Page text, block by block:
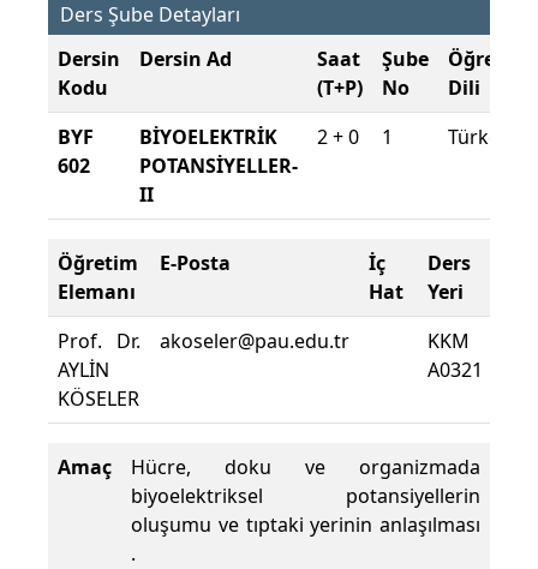
Ders Şube Detayları
Dersin
Kodu
Dersin Ad
Saat
(T+P)
Şube
No
Öğretim
Dili
BYF
602
BİYOELEKTRİK
POTANSİYELLER-
II
2 + 0 1 Türkçe
Öğretim
Elemanı
E-Posta
İç
Hat
Ders
Yeri
Prof. Dr.
AYLİN
KÖSELER
akoseler@pau.edu.tr
KKM
A0321
Amaç
Hücre, doku ve organizmada
biyoelektriksel potansiyellerin
oluşumu ve tıptaki yerinin anlaşılması
.